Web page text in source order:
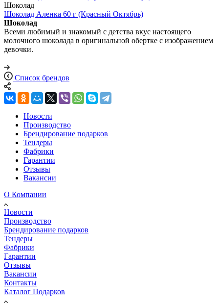
Шоколад
Шоколад Аленка 60 г (Красный Октябрь)
Шоколад
Всеми любимый и знакомый с детства вкус настоящего
молочного шоколада в оригинальной обертке с изображением
девочки.
Список брендов
Новости
Производство
Брендирование подарков
Тендеры
Фабрики
Гарантии
Отзывы
Вакансии
О Компании
Новости
Производство
Брендирование подарков
Тендеры
Фабрики
Гарантии
Отзывы
Вакансии
Контакты
Каталог Подарков